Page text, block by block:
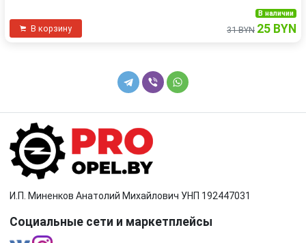
В корзину
В наличии
31 BYN 25 BYN
И.П. Миненков Анатолий Михайлович УНП 192447031
Социальные сети и маркетплейсы